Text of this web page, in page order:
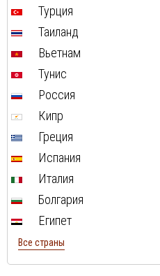
Турция
Таиланд
Вьетнам
Тунис
Россия
Кипр
Греция
Испания
Италия
Болгария
Египет
Все страны